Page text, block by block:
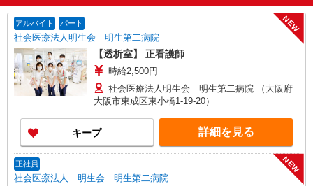
掲載期間終了
アルバイト パート
社会医療法人明生会 明生第二病院
NEW
【透析室】 正看護師
時給2,500円
社会医療法人明生会 明生第二病院 （大阪府
大阪市東成区東小橋1-19-20）
キープ 詳細を見る
正社員
社会医療法人 明生会 明生第二病院
NEW